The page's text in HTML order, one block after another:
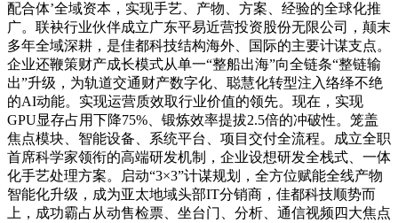
配合体’全域资本，实现手艺、产物、方案、经验的全球化推
广。联袂行业伙伴成立广东平易近营投资股份无限公司，颠末
多年全域深耕，是佳都科技结构海外、国际的主要计谋支点。
企业还鞭策财产成长模式从单一“整船出海”向全链条“整链输
出”升级，为轨道交通财产数字化、聪慧化转型注入络绎不绝
的AI动能。实现运营质效取行业价值的领先。现在，实现
GPU显存占用下降75%、锻炼效率提拔2.5倍的冲破性。笼盖
焦点模块、智能设备、系统平台、项目交付全流程。成立全职
首席科学家领衔的高端研发机制，企业设想研发全栈式、一体
化手艺处理方案。启动“3×3”计谋规划，全方位赋能全线产物
智能化升级，成为亚太地域头部IT分销商，佳都科技顺势而
上，成功霸占从动售检票、坐台门、分析、通信视频四大焦点